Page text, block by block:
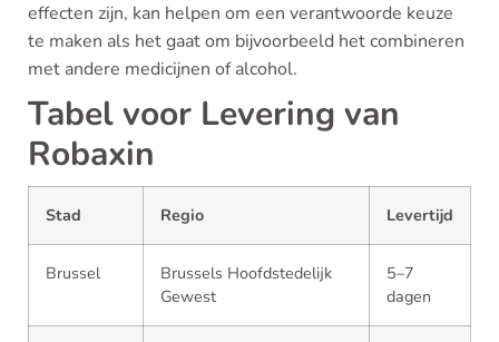
effecten zijn, kan helpen om een verantwoorde keuze
te maken als het gaat om bijvoorbeeld het combineren
met andere medicijnen of alcohol.
Tabel voor Levering van
Robaxin
Stad Regio Levertijd
Brussel
Brussels Hoofdstedelijk
Gewest
5–7
dagen